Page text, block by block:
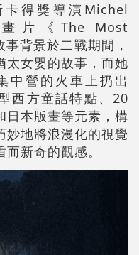
得獎導演Michel
片《The Most
背景於二戰期間，
太女嬰的故事，而她
中營的火車上扔出
西方童話特點、20
日本版畫等元素，構
妙地將浪漫化的視覺
新奇的觀感。